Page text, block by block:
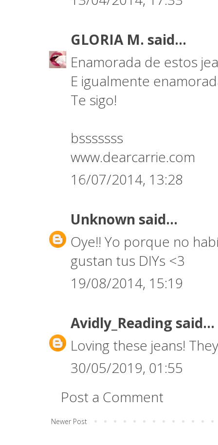
GLORIA M. said...
Enamorada de estos
E igualmente
Te sigo!
bsssssss
www.dearcarrie.com
16/07/2014, 13:28
Unknown said...
Oye!! Yo porque no
gustan tus DIYs <3
19/08/2014, 15:19
Avidly_Reading said...
Loving these jeans!
30/05/2019, 01:55
Post a Comment
Newer Post